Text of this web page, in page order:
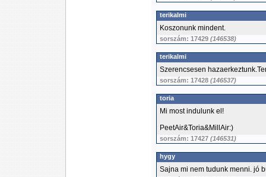
terikalmi
Koszonunk mindent.
sorszám: 17429 (146538)
terikalmi
Szerencsesen
sorszám: 17428 (146537)
toria
Mi most indulunk el!
PeetAir&Toria&MillAir:)
sorszám: 17427 (146531)
hygy
Sajna mi nem tudunk menni. jó